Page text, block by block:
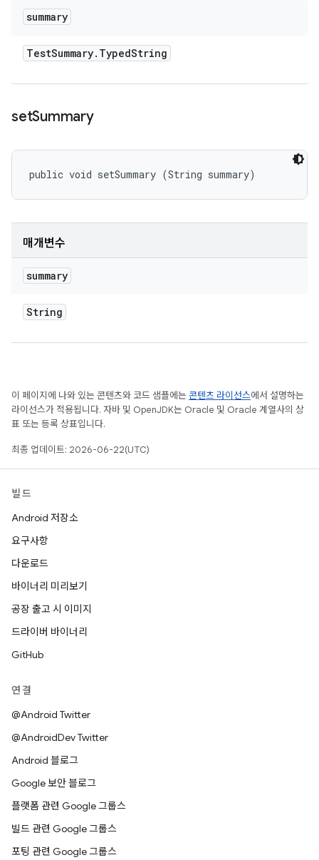
summary
TestSummary. TypedString
setSummary
public void setSummary (String summary)
매개변수
summary
String
이 페이지에 나와 있는 콘텐츠와 코드 샘플에는 콘텐츠 라이선스에서 설명하는
라이선스가 적용됩니다. 자바 및 OpenJDK는 Oracle 및 Oracle 계열사의 상
표 또는 등록 상표입니다.
최종 업데이트: 2026-06-22(UTC)
빌드
Android 저장소
요구사항
다운로드
바이너리 미리보기
공장 출고 시 이미지
드라이버 바이너리
GitHub
연결
@Android Twitter
@AndroidDev Twitter
Android 블로그
Google 보안 블로그
플랫폼 관련 Google 그룹스
빌드 관련 Google 그룹스
포팅 관련 Google 그룹스